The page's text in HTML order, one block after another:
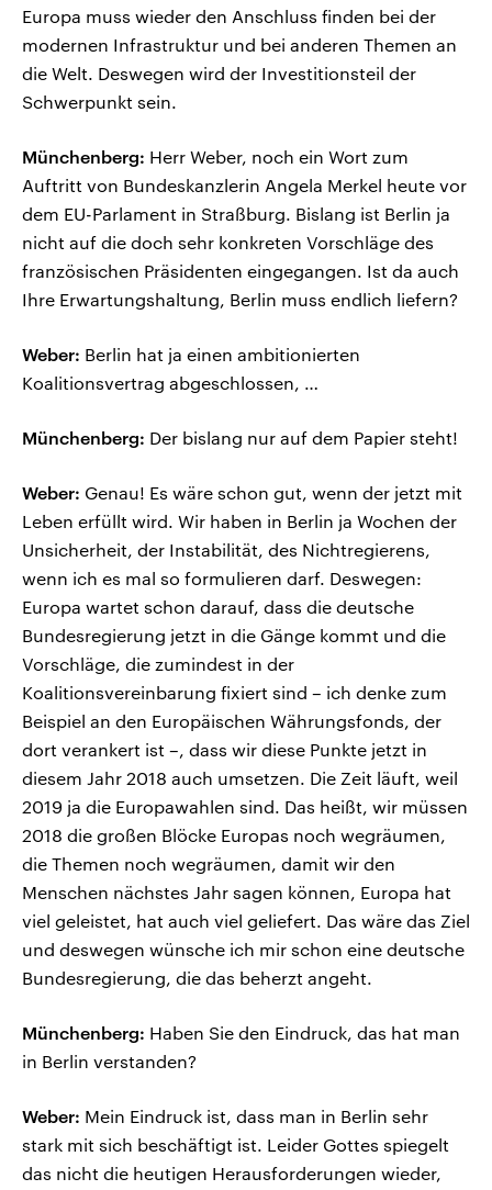
Europa muss wieder den Anschluss finden bei der
modernen Infrastruktur und bei anderen Themen an
die Welt. Deswegen wird der Investitionsteil der
Schwerpunkt sein.
Münchenberg: Herr Weber, noch ein Wort zum
Auftritt von Bundeskanzlerin Angela Merkel heute vor
dem EU-Parlament in Straßburg. Bislang ist Berlin ja
nicht auf die doch sehr konkreten Vorschläge des
französischen Präsidenten eingegangen. Ist da auch
Ihre Erwartungshaltung, Berlin muss endlich liefern?
Weber: Berlin hat ja einen ambitionierten
Koalitionsvertrag abgeschlossen, …
Münchenberg: Der bislang nur auf dem Papier steht!
Weber: Genau! Es wäre schon gut, wenn der jetzt mit
Leben erfüllt wird. Wir haben in Berlin ja Wochen der
Unsicherheit, der Instabilität, des Nichtregierens,
wenn ich es mal so formulieren darf. Deswegen:
Europa wartet schon darauf, dass die deutsche
Bundesregierung jetzt in die Gänge kommt und die
Vorschläge, die zumindest in der
Koalitionsvereinbarung fixiert sind – ich denke zum
Beispiel an den Europäischen Währungsfonds, der
dort verankert ist –, dass wir diese Punkte jetzt in
diesem Jahr 2018 auch umsetzen. Die Zeit läuft, weil
2019 ja die Europawahlen sind. Das heißt, wir müssen
2018 die großen Blöcke Europas noch wegräumen,
die Themen noch wegräumen, damit wir den
Menschen nächstes Jahr sagen können, Europa hat
viel geleistet, hat auch viel geliefert. Das wäre das Ziel
und deswegen wünsche ich mir schon eine deutsche
Bundesregierung, die das beherzt angeht.
Münchenberg: Haben Sie den Eindruck, das hat man
in Berlin verstanden?
Weber: Mein Eindruck ist, dass man in Berlin sehr
stark mit sich beschäftigt ist. Leider Gottes spiegelt
das nicht die heutigen Herausforderungen wieder,